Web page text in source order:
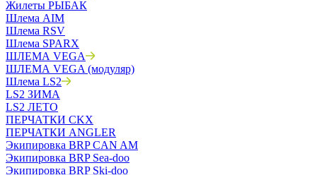
Жилеты РЫБАК
Шлема AIM
Шлема RSV
Шлема SPARX
ШЛЕМА VEGA
ШЛЕМА VEGA (модуляр)
Шлема LS2
LS2 ЗИМА
LS2 ЛЕТО
ПЕРЧАТКИ CKX
ПЕРЧАТКИ ANGLER
Экипировка BRP CAN AM
Экипировка BRP Sea-doo
Экипировка BRP Ski-doo